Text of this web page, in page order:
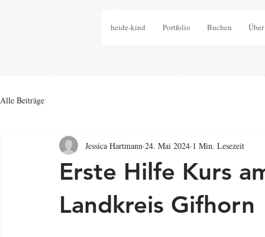
heide-kind Portfolio Buchen
Alle Beiträge
Erste Hilfe Kurs
Landkreis Gifhorn
Jessica Hartmann 24. Mai 2024 1 Min. Lesezeit